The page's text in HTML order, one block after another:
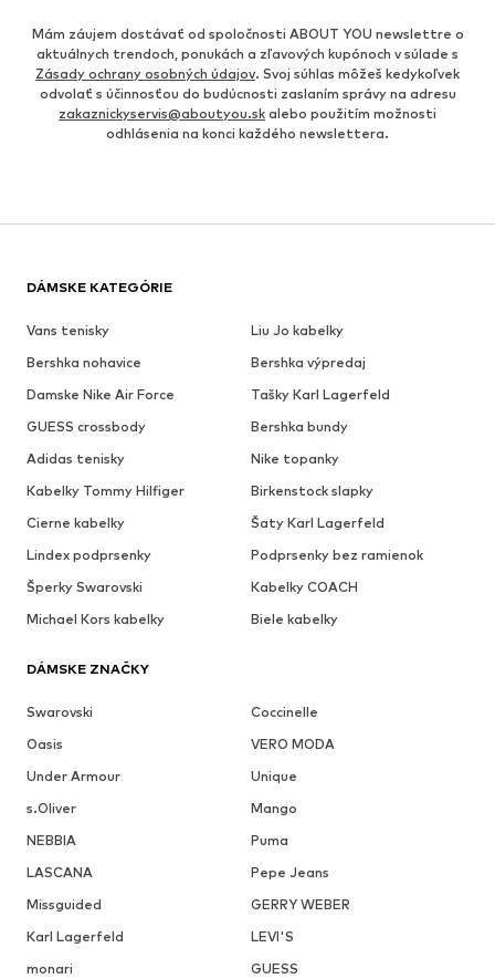
Mám záujem dostávať od spoločnosti ABOUT YOU newslettre o
aktuálnych trendoch, ponukách a zľavových kupónoch v súlade s
Zásady ochrany osobných údajov. Svoj súhlas môžeš kedykoľvek
odvolať s účinnosťou do budúcnosti zaslaním správy na adresu
zakaznickyservis@aboutyou.sk alebo použitím možnosti
odhlásenia na konci každého newslettera.
DÁMSKE KATEGÓRIE
Vans tenisky
Liu Jo kabelky
Bershka nohavice
Bershka výpredaj
Damske Nike Air Force
Tašky Karl Lagerfeld
GUESS crossbody
Bershka bundy
Adidas tenisky
Nike topanky
Kabelky Tommy Hilfiger
Birkenstock slapky
Cierne kabelky
Šaty Karl Lagerfeld
Lindex podprsenky
Podprsenky bez ramienok
Šperky Swarovski
Kabelky COACH
Michael Kors kabelky
Biele kabelky
DÁMSKE ZNAČKY
Swarovski
Coccinelle
Oasis
VERO MODA
Under Armour
Unique
s.Oliver
Mango
NEBBIA
Puma
LASCANA
Pepe Jeans
Missguided
GERRY WEBER
Karl Lagerfeld
LEVI'S
monari
GUESS